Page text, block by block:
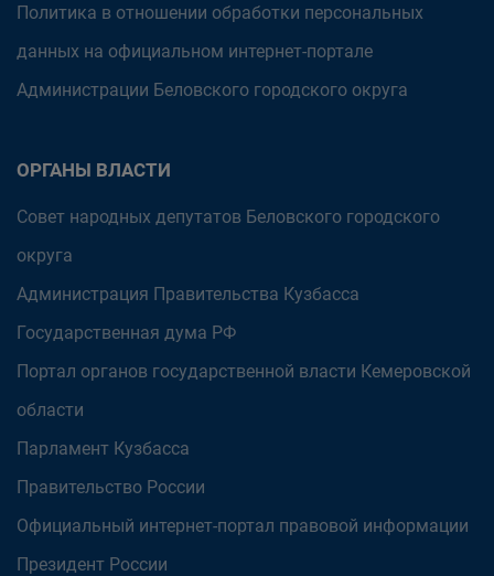
Политика в отношении обработки персональных
данных на официальном интернет-портале
Администрации Беловского городского округа
ОРГАНЫ ВЛАСТИ
Совет народных депутатов Беловского городского
округа
Администрация Правительства Кузбасса
Государственная дума РФ
Портал органов государственной власти Кемеровской
области
Парламент Кузбасса
Правительство России
Официальный интернет-портал правовой информации
Президент России